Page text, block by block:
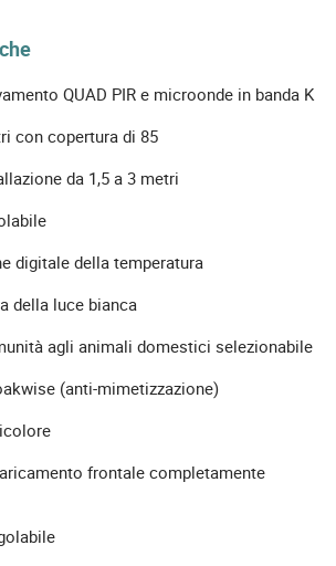
QUAD PIR e microonde in banda K
con copertura di 85
da 1,5 a 3 metri
digitale della temperatura
della luce bianca
agli animali domestici selezionabile
(anti-mimetizzazione)
frontale completamente